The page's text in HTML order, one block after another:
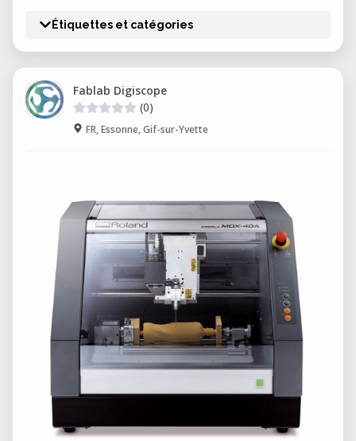
Étiquettes et catégories
Fablab Digiscope
(0)
FR, Essonne, Gif-sur-Yvette